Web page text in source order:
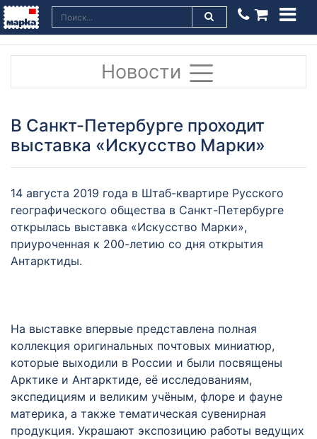
Новости
В Санкт-Петербурге проходит
выставка «Искусство Марки»
14 августа 2019 года в Штаб-квартире Русского
географического общества в Санкт-Петербурге
открылась выставка «Искусство Марки»,
приуроченная к 200-летию со дня открытия
Антарктиды.
На выставке впервые представлена полная
коллекция оригинальных почтовых миниатюр,
которые выходили в России и были посвящены
Арктике и Антарктиде, её исследованиям,
экспедициям и великим учёным, флоре и фауне
материка, а также тематическая сувенирная
продукция. Украшают экспозицию работы ведущих